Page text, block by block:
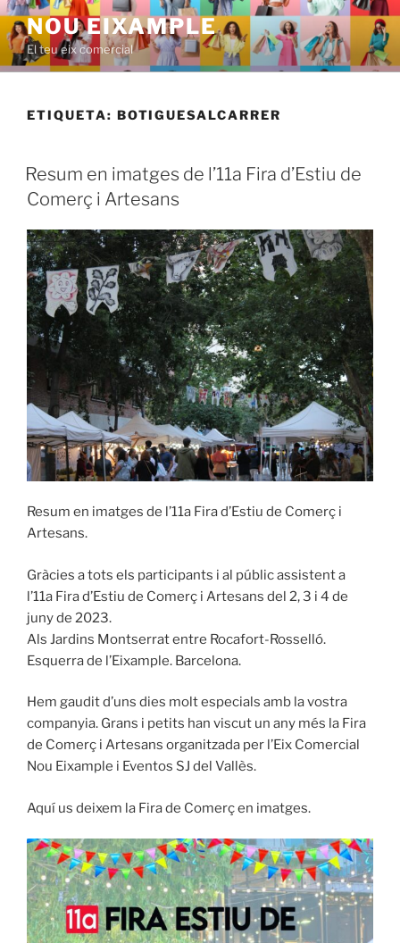
Saltar
al
contenido
NOU EIXAMPLE
El teu eix comercial
ETIQUETA: BOTIGUESALCARRER
PUBLICADO
EL
Resum en imatges de l’11a Fira d’Estiu de
Comerç i Artesans
Resum en imatges de l’11a Fira d’Estiu de Comerç i
Artesans.
Gràcies a tots els participants i al públic assistent a
l’11a Fira d’Estiu de Comerç i Artesans del 2, 3 i 4 de
juny de 2023.
Als Jardins Montserrat entre Rocafort-Rosselló.
Esquerra de l’Eixample. Barcelona.
Hem gaudit d’uns dies molt especials amb la vostra
companyia. Grans i petits han viscut un any més la Fira
de Comerç i Artesans organitzada per l’Eix Comercial
Nou Eixample i Eventos SJ del Vallès.
Aquí us deixem la Fira de Comerç en imatges.